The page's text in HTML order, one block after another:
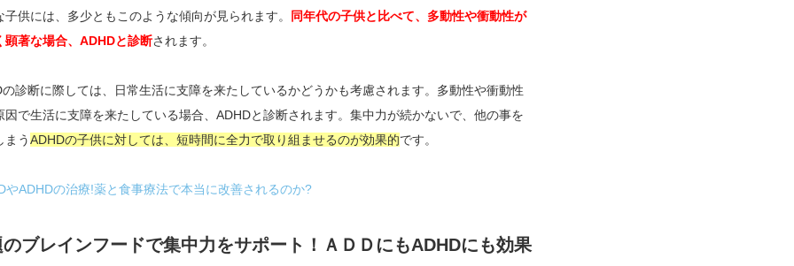
子供には、多少ともこのような傾向が見られます。
同年代の子供と比べて、多動性や衝動性が
顕著な場合、ADHDと診断されます。
の診断に際しては、日常生活に支障を来たしているかどうかも考慮されます。多動性や衝動性
因で生活に支障を来たしている場合、ADHDと診断されます。集中力が続かないで、他の事を
まうADHDの子供に対しては、短時間に全力で取り組ませるのが効果的です。
ADHDの治療!薬と食事療法で本当に改善されるのか?
ブレインフードで集中力をサポート！ＡＤＤにもADHDにも効果